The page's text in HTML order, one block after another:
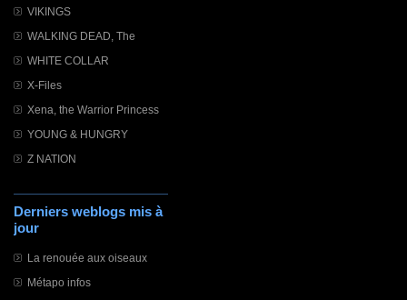
VIKINGS
WALKING DEAD, The
WHITE COLLAR
X-Files
Xena, the Warrior Princess
YOUNG & HUNGRY
Z NATION
Derniers weblogs mis à
jour
La renouée aux oiseaux
Métapo infos